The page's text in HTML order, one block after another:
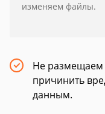
изменяем файлы.
Не размещаем
причинить
данным.